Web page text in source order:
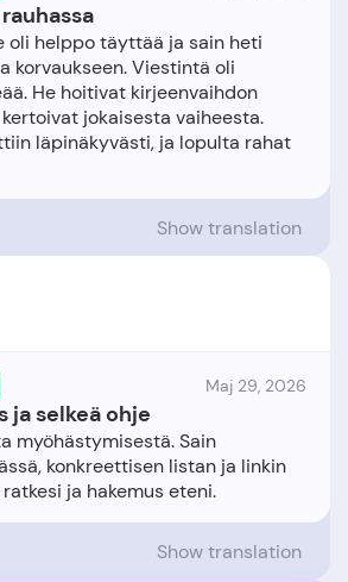
oli helppo täyttää ja sain heti
korvaukseen. Viestintä oli
He hoitivat kirjeenvaihdon
jokaisesta vaiheesta.
läpinäkyvästi, ja lopulta rahat
Show translation
Maj 29, 2026
ja selkeä ohje
myöhästymisestä. Sain
konkreettisen listan ja linkin
Show translation